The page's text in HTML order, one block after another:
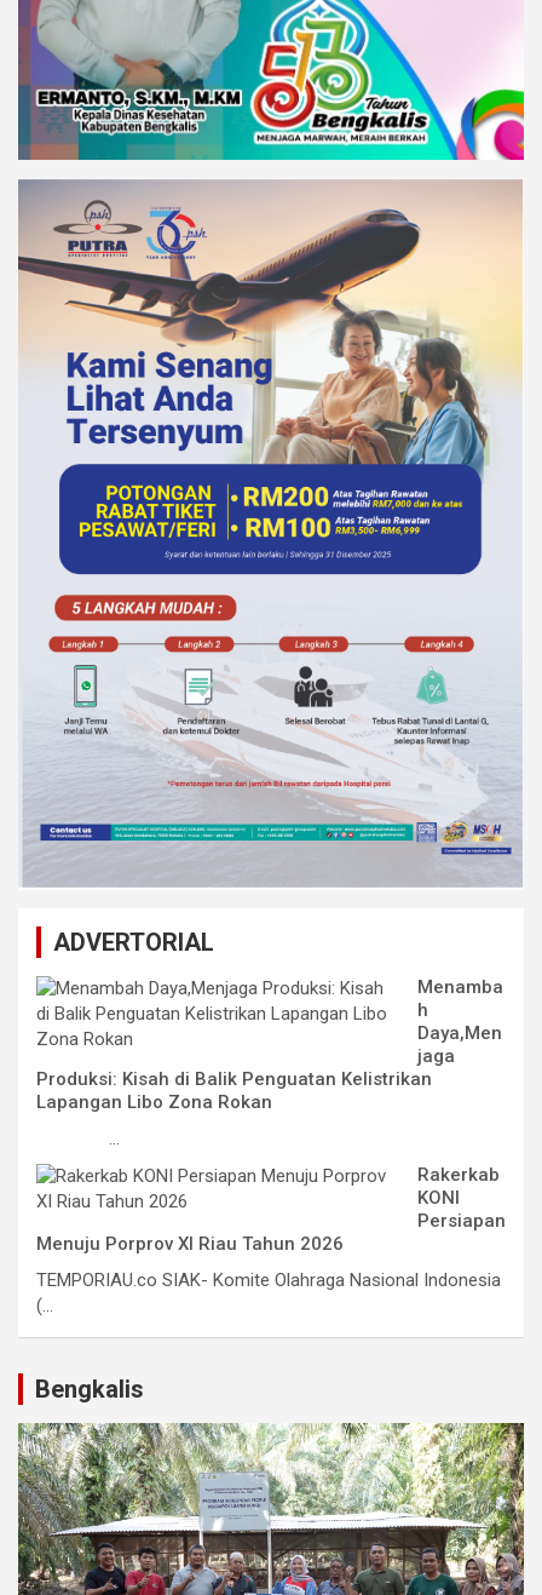
ADVERTORIAL
Menamba
h
Daya,Men
jaga
Produksi: Kisah di Balik Penguatan Kelistrikan
Lapangan Libo Zona Rokan
...
Rakerkab
KONI
Persiapan
Menuju Porprov XI Riau Tahun 2026
TEMPORIAU.co SIAK- Komite Olahraga Nasional Indonesia
(...
Bengkalis